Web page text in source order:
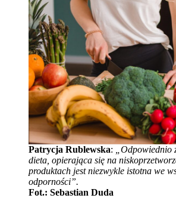
Patrycja Rublewska:
dieta, opierająca się na
produktach jest niezwykle istotna we
odporności”.
Fot.: Sebastian Duda